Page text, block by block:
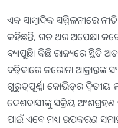
ଏକ ସାମ୍ବାଦିକ ସମ୍ମିଳନୀରେ
କହିଛନ୍ତି, ଗତ ଥର ଅପେକ୍ଷା
ବ୍ୟାପୁଛି। କିଛି ରାଜ୍ୟରେ ସ୍ଥିତି
ବଢ଼ିବାରେ କରୋନା ଆକ୍ରାନ୍ତଙ୍କ
ଗୁରୁତ୍ୱପୂର୍ଣ୍ଣ। କୋଭିଡ୍‌ର
ଦେଶବାସୀଙ୍କୁ ସକ୍ରିୟ
ପାଇଁ ଏବେ ମଧ୍ୟ ଉପକରଣ